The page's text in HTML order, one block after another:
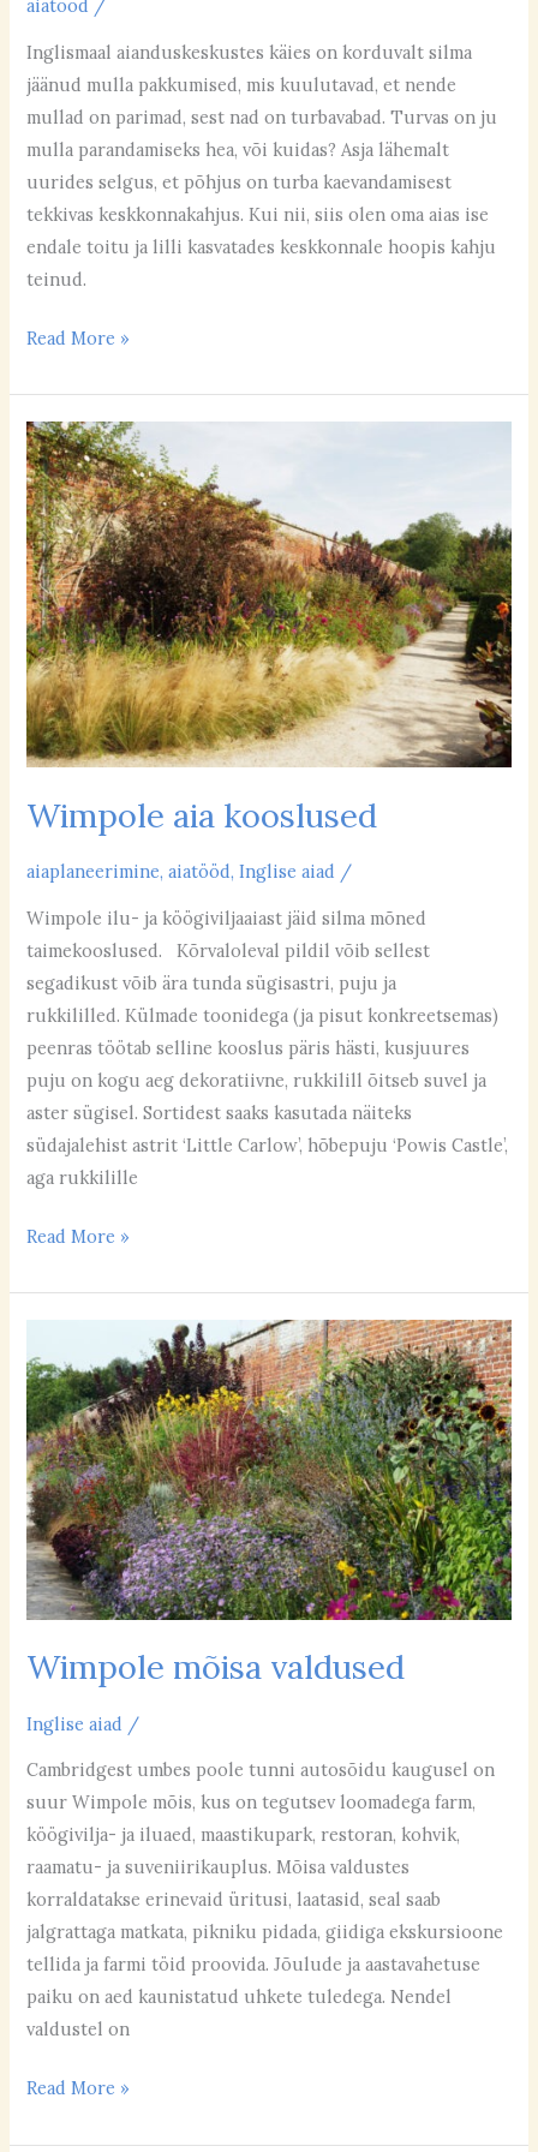
aiatööd /
Inglismaal aianduskeskustes käies on korduvalt silma
jäänud mulla pakkumised, mis kuulutavad, et nende
mullad on parimad, sest nad on turbavabad. Turvas on ju
mulla parandamiseks hea, või kuidas? Asja lähemalt
uurides selgus, et põhjus on turba kaevandamisest
tekkivas keskkonnakahjus. Kui nii, siis olen oma aias ise
endale toitu ja lilli kasvatades keskkonnale hoopis kahju
teinud.
Read More »
Wimpole aia kooslused
aiaplaneerimine,aiatööd,Inglise aiad /
Wimpole ilu- ja köögiviljaaiast jäid silma mõned
taimekooslused. Kõrvaloleval pildil võib sellest
segadikust võib ära tunda sügisastri, puju ja
rukkililled. Külmade toonidega (ja pisut konkreetsemas)
peenras töötab selline kooslus päris hästi, kusjuures
puju on kogu aeg dekoratiivne, rukkilill õitseb suvel ja
aster sügisel. Sortidest saaks kasutada näiteks
südajalehist astrit ‘Little Carlow’, hõbepuju ‘Powis Castle’,
aga rukkilille
Wimpole
aia
kooslused
Read More »
Wimpole mõisa valdused
Inglise aiad /
Cambridgest umbes poole tunni autosõidu kaugusel on
suur Wimpole mõis, kus on tegutsev loomadega farm,
köögivilja- ja iluaed, maastikupark, restoran, kohvik,
raamatu- ja suveniirikauplus. Mõisa valdustes
korraldatakse erinevaid üritusi, laatasid, seal saab
jalgrattaga matkata, pikniku pidada, giidiga ekskursioone
tellida ja farmi töid proovida. Jõulude ja aastavahetuse
paiku on aed kaunistatud uhkete tuledega. Nendel
valdustel on
mõisa
valdused
Read More »